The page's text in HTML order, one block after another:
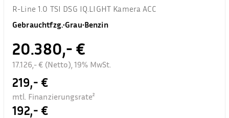
R-Line 1.0 TSI DSG IQ.LIGHT Kamera ACC
Gebrauchtfzg.•Grau•Benzin
20.380,- €
17.126,- € (Netto), 19% MwSt.
219,- €
mtl. Finanzierungsrate²
192,- €